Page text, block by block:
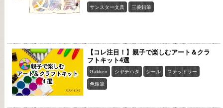
サンスター文具 三菱鉛筆
【コレ注目！】親子で楽しむアート＆クラ
フトキット4選
Gakken シヤチハタ シール ステッドラー
色鉛筆